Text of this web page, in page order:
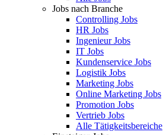
Jobs nach Branche
Controlling Jobs
HR Jobs
Ingenieur Jobs
IT Jobs
Kundenservice Jobs
Logistik Jobs
Marketing Jobs
Online Marketing Jobs
Promotion Jobs
Vertrieb Jobs
Alle Tätigkeitsbereiche